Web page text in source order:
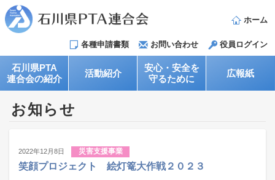
ホーム
各種申請書類 お問い合わせ 役員ログイン
石川県PTA
連合会の紹介
活動紹介
安心・安全を
守るために
広報紙
お知らせ
2022年12月8日 災害支援事業
笑顔プロジェクト 絵灯篭大作戦２０２３